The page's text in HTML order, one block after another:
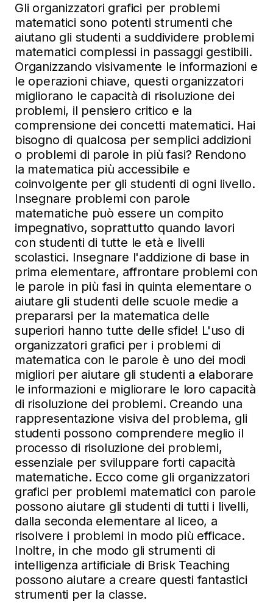
Gli organizzatori grafici per problemi
matematici sono potenti strumenti che
aiutano gli studenti a suddividere problemi
matematici complessi in passaggi gestibili.
Organizzando visivamente le informazioni e
le operazioni chiave, questi organizzatori
migliorano le capacità di risoluzione dei
problemi, il pensiero critico e la
comprensione dei concetti matematici. Hai
bisogno di qualcosa per semplici addizioni
o problemi di parole in più fasi? Rendono
la matematica più accessibile e
coinvolgente per gli studenti di ogni livello.
Insegnare problemi con parole
matematiche può essere un compito
impegnativo, soprattutto quando lavori
con studenti di tutte le età e livelli
scolastici. Insegnare l'addizione di base in
prima elementare, affrontare problemi con
le parole in più fasi in quinta elementare o
aiutare gli studenti delle scuole medie a
prepararsi per la matematica delle
superiori hanno tutte delle sfide! L'uso di
organizzatori grafici per i problemi di
matematica con le parole è uno dei modi
migliori per aiutare gli studenti a elaborare
le informazioni e migliorare le loro capacità
di risoluzione dei problemi. Creando una
rappresentazione visiva del problema, gli
studenti possono comprendere meglio il
processo di risoluzione dei problemi,
essenziale per sviluppare forti capacità
matematiche. Ecco come gli organizzatori
grafici per problemi matematici con parole
possono aiutare gli studenti di tutti i livelli,
dalla seconda elementare al liceo, a
risolvere i problemi in modo più efficace.
Inoltre, in che modo gli strumenti di
intelligenza artificiale di Brisk Teaching
possono aiutare a creare questi fantastici
strumenti per la classe.